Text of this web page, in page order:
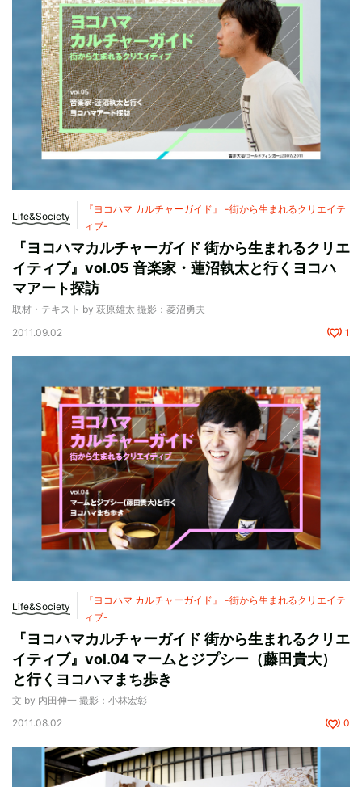
Life&Society
『ヨコハマ カルチャーガイド』 -街から生まれるクリエイテ
ィブ-
『ヨコハマカルチャーガイド 街から生まれるクリエ
イティブ』vol.05 音楽家・蓮沼執太と行くヨコハ
マアート探訪
取材・テキスト by 萩原雄太 撮影：菱沼勇夫
2011.09.02
1
Life&Society
『ヨコハマ カルチャーガイド』 -街から生まれるクリエイテ
ィブ-
『ヨコハマカルチャーガイド 街から生まれるクリエ
イティブ』vol.04 マームとジプシー（藤田貴大）
と行くヨコハマまち歩き
文 by 内田伸一 撮影：小林宏彰
2011.08.02
0